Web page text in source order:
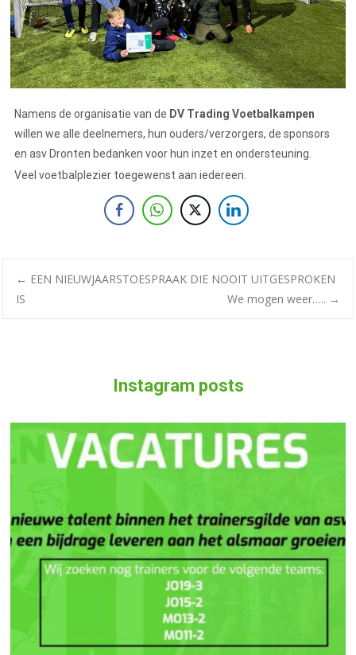
Namens de organisatie van de DV Trading Voetbalkampen
willen we alle deelnemers, hun ouders/verzorgers, de sponsors
en asv Dronten bedanken voor hun inzet en ondersteuning.
Veel voetbalplezier toegewenst aan iedereen.
← EEN NIEUWJAARSTOESPRAAK DIE NOOIT UITGESPROKEN
IS
We mogen weer….. →
Instagram posts